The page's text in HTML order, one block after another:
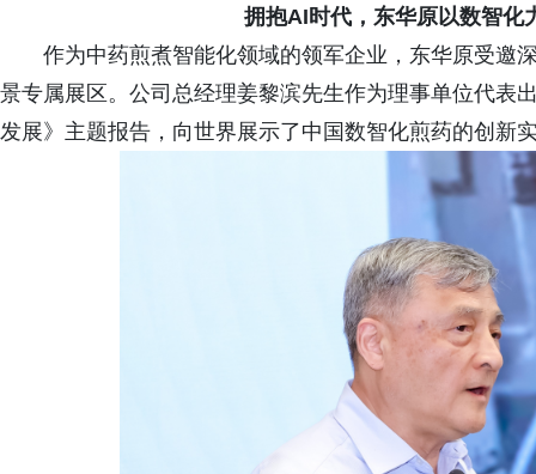
拥抱AI时代，东华原以数智化
作为中药煎煮智能化领域的领军企业，东华原受邀
景专属展区。公司总经理姜黎滨先生作为理事单位代表
发展》主题报告，向世界展示了中国数智化煎药的创新